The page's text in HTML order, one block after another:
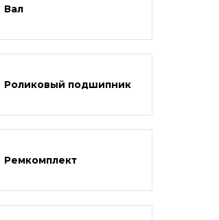
Вал
Роликовый подшипник
Ремкомплект